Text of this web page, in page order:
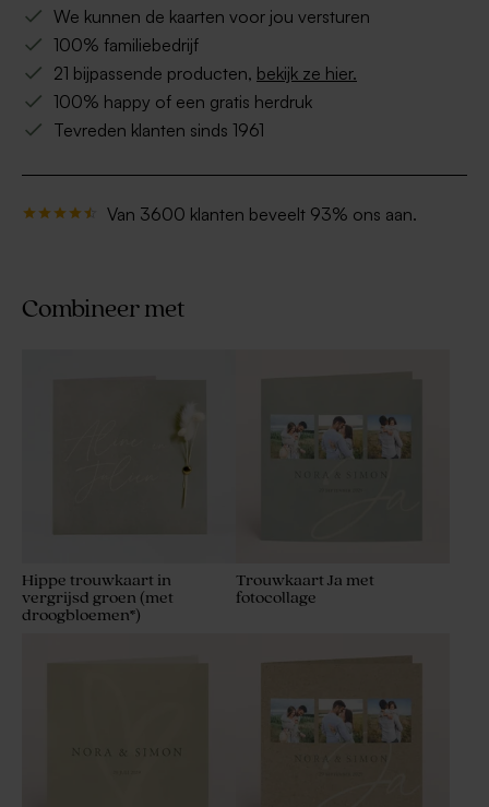
We kunnen de kaarten voor jou versturen
100% familiebedrijf
21 bijpassende producten, bekijk ze hier.
100% happy of een gratis herdruk
Tevreden klanten sinds 1961
Van 3600 klanten beveelt 93% ons aan.
Combineer met
Hippe trouwkaart in
vergrijsd groen (met
droogbloemen*)
Trouwkaart Ja met
fotocollage